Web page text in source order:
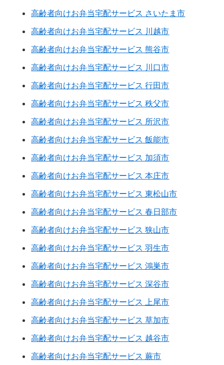
高齢者向けお弁当宅配サービス さいたま市
高齢者向けお弁当宅配サービス 川越市
高齢者向けお弁当宅配サービス 熊谷市
高齢者向けお弁当宅配サービス 川口市
高齢者向けお弁当宅配サービス 行田市
高齢者向けお弁当宅配サービス 秩父市
高齢者向けお弁当宅配サービス 所沢市
高齢者向けお弁当宅配サービス 飯能市
高齢者向けお弁当宅配サービス 加須市
高齢者向けお弁当宅配サービス 本庄市
高齢者向けお弁当宅配サービス 東松山市
高齢者向けお弁当宅配サービス 春日部市
高齢者向けお弁当宅配サービス 狭山市
高齢者向けお弁当宅配サービス 羽生市
高齢者向けお弁当宅配サービス 鴻巣市
高齢者向けお弁当宅配サービス 深谷市
高齢者向けお弁当宅配サービス 上尾市
高齢者向けお弁当宅配サービス 草加市
高齢者向けお弁当宅配サービス 越谷市
高齢者向けお弁当宅配サービス 蕨市